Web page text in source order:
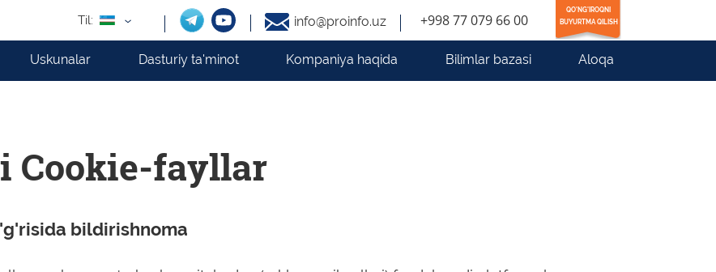
Til: info@proinfo.uz +998 77 079 66 00
QO'NG'IROQNI
BUYURTMA QILISH
Uskunalar Dasturiy ta'minot Kompaniya haqida Bilimlar bazasi Aloqa
Cookie-fayllar
bildirishnoma